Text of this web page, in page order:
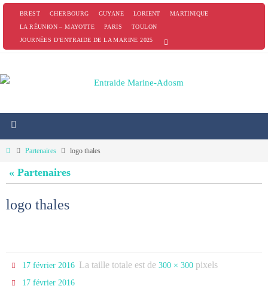
PasserBREST CHERBOURG GUYANE LORIENT
MARTINIQUE
LA RÉUNION – MAYOTTE
PARIS
TOULON
JOURNÉES D’ENTRAIDE DE LA MARINE 2025
HomePartenaires logo thales
« Partenaires
logo thales
17 février 2016 La taille totale est de300 × 300 pixels
17 février 2016